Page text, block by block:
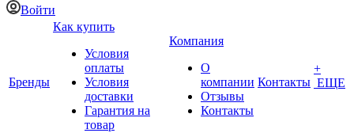
Войти
Бренды
Как купить
Условия
оплаты
Условия
доставки
Гарантия на
товар
Компания
О
компании
Отзывы
Контакты
Контакты
+
ЕЩЕ